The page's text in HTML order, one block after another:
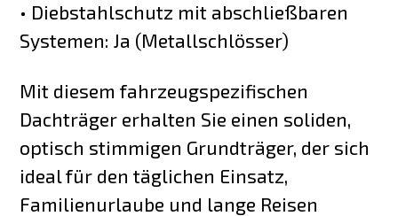
• Diebstahlschutz mit abschließbaren
Systemen: Ja (Metallschlösser)
Mit diesem fahrzeugspezifischen
Dachträger erhalten Sie einen soliden,
optisch stimmigen Grundträger, der sich
ideal für den täglichen Einsatz,
Familienurlaube und lange Reisen